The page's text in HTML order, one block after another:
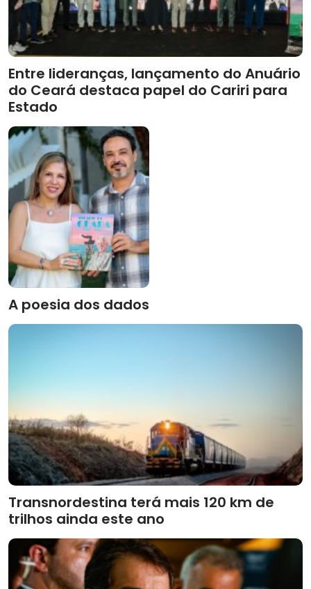
Entre lideranças, lançamento do Anuário
do Ceará destaca papel do Cariri para
Estado
A poesia dos dados
Transnordestina terá mais 120 km de
trilhos ainda este ano